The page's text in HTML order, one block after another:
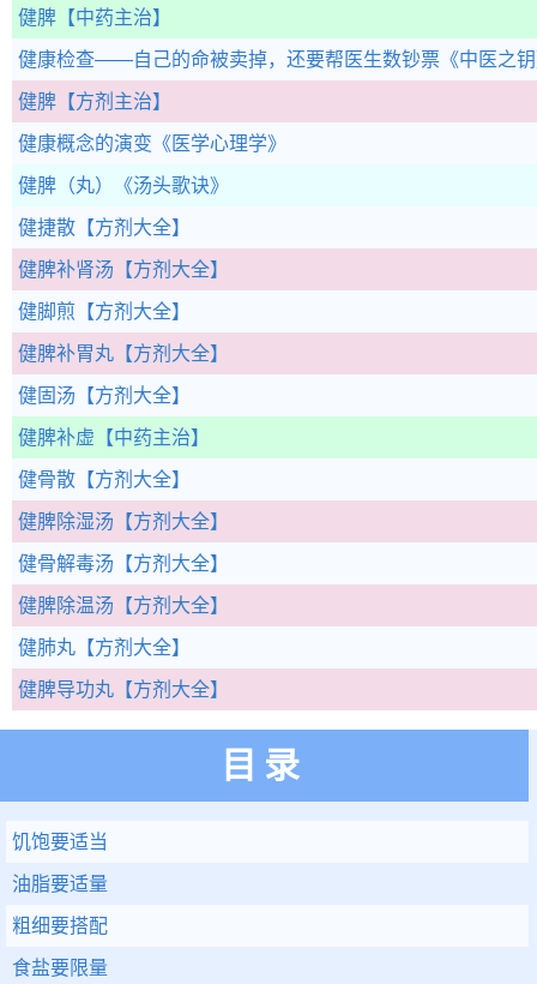
健脾 【中药主治】
健康检查——自己的命被卖掉，还要帮医生数钞票 《中医之
健脾 【方剂主治】
健康概念的演变 《医学心理学》
健脾（丸） 《汤头歌诀》
健捷散 【方剂大全】
健脾补肾汤 【方剂大全】
健脚煎 【方剂大全】
健脾补胃丸 【方剂大全】
健固汤 【方剂大全】
健脾补虚 【中药主治】
健骨散 【方剂大全】
健脾除湿汤 【方剂大全】
健骨解毒汤 【方剂大全】
健脾除温汤 【方剂大全】
健肺丸 【方剂大全】
健脾导功丸 【方剂大全】
目录
饥饱要适当
油脂要适量
粗细要搭配
食盐要限量